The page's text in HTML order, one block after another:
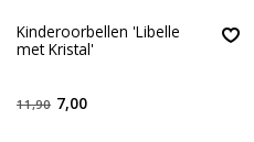
Kinderoorbellen 'Libelle
met Kristal'
11,90 7,00